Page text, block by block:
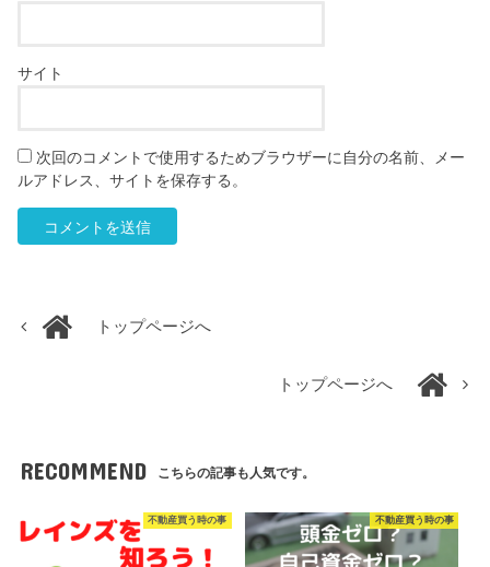
サイト
次回のコメントで使用するためブラウザーに自分の名前、メー
ルアドレス、サイトを保存する。
トップページへ
トップページへ
RECOMMEND こちらの記事も人気です。
不動産買う時の事 不動産買う時の事